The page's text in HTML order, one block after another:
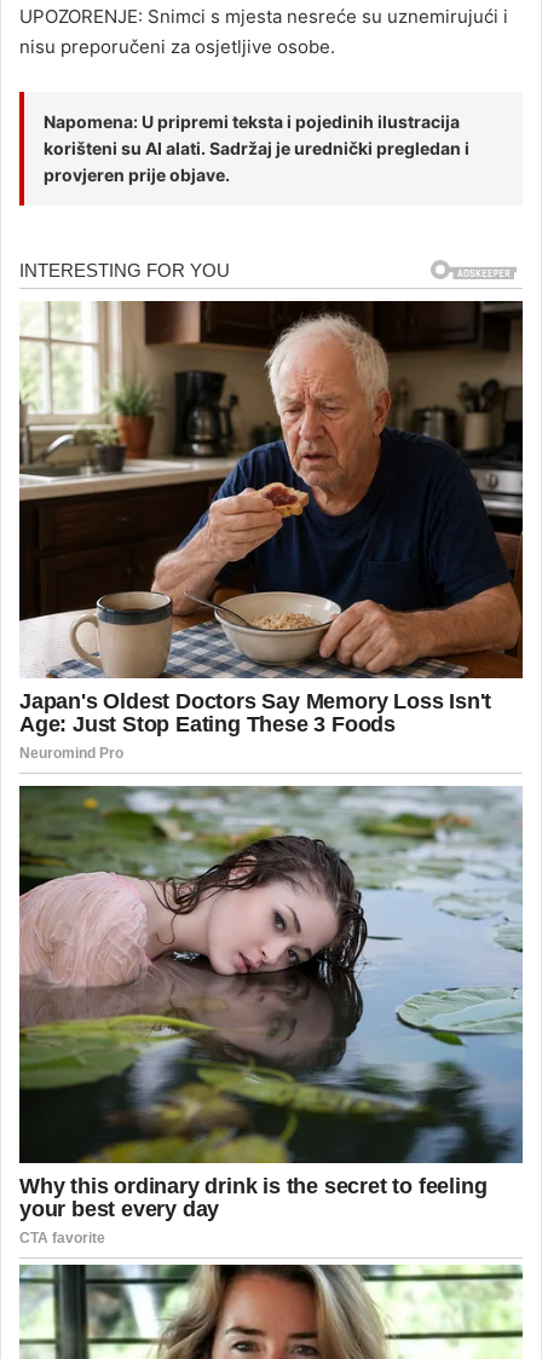
UPOZORENJE: Snimci s mjesta nesreće su uznemirujući i
nisu preporučeni za osjetljive osobe.
Napomena: U pripremi teksta i pojedinih ilustracija
korišteni su AI alati. Sadržaj je urednički pregledan i
provjeren prije objave.